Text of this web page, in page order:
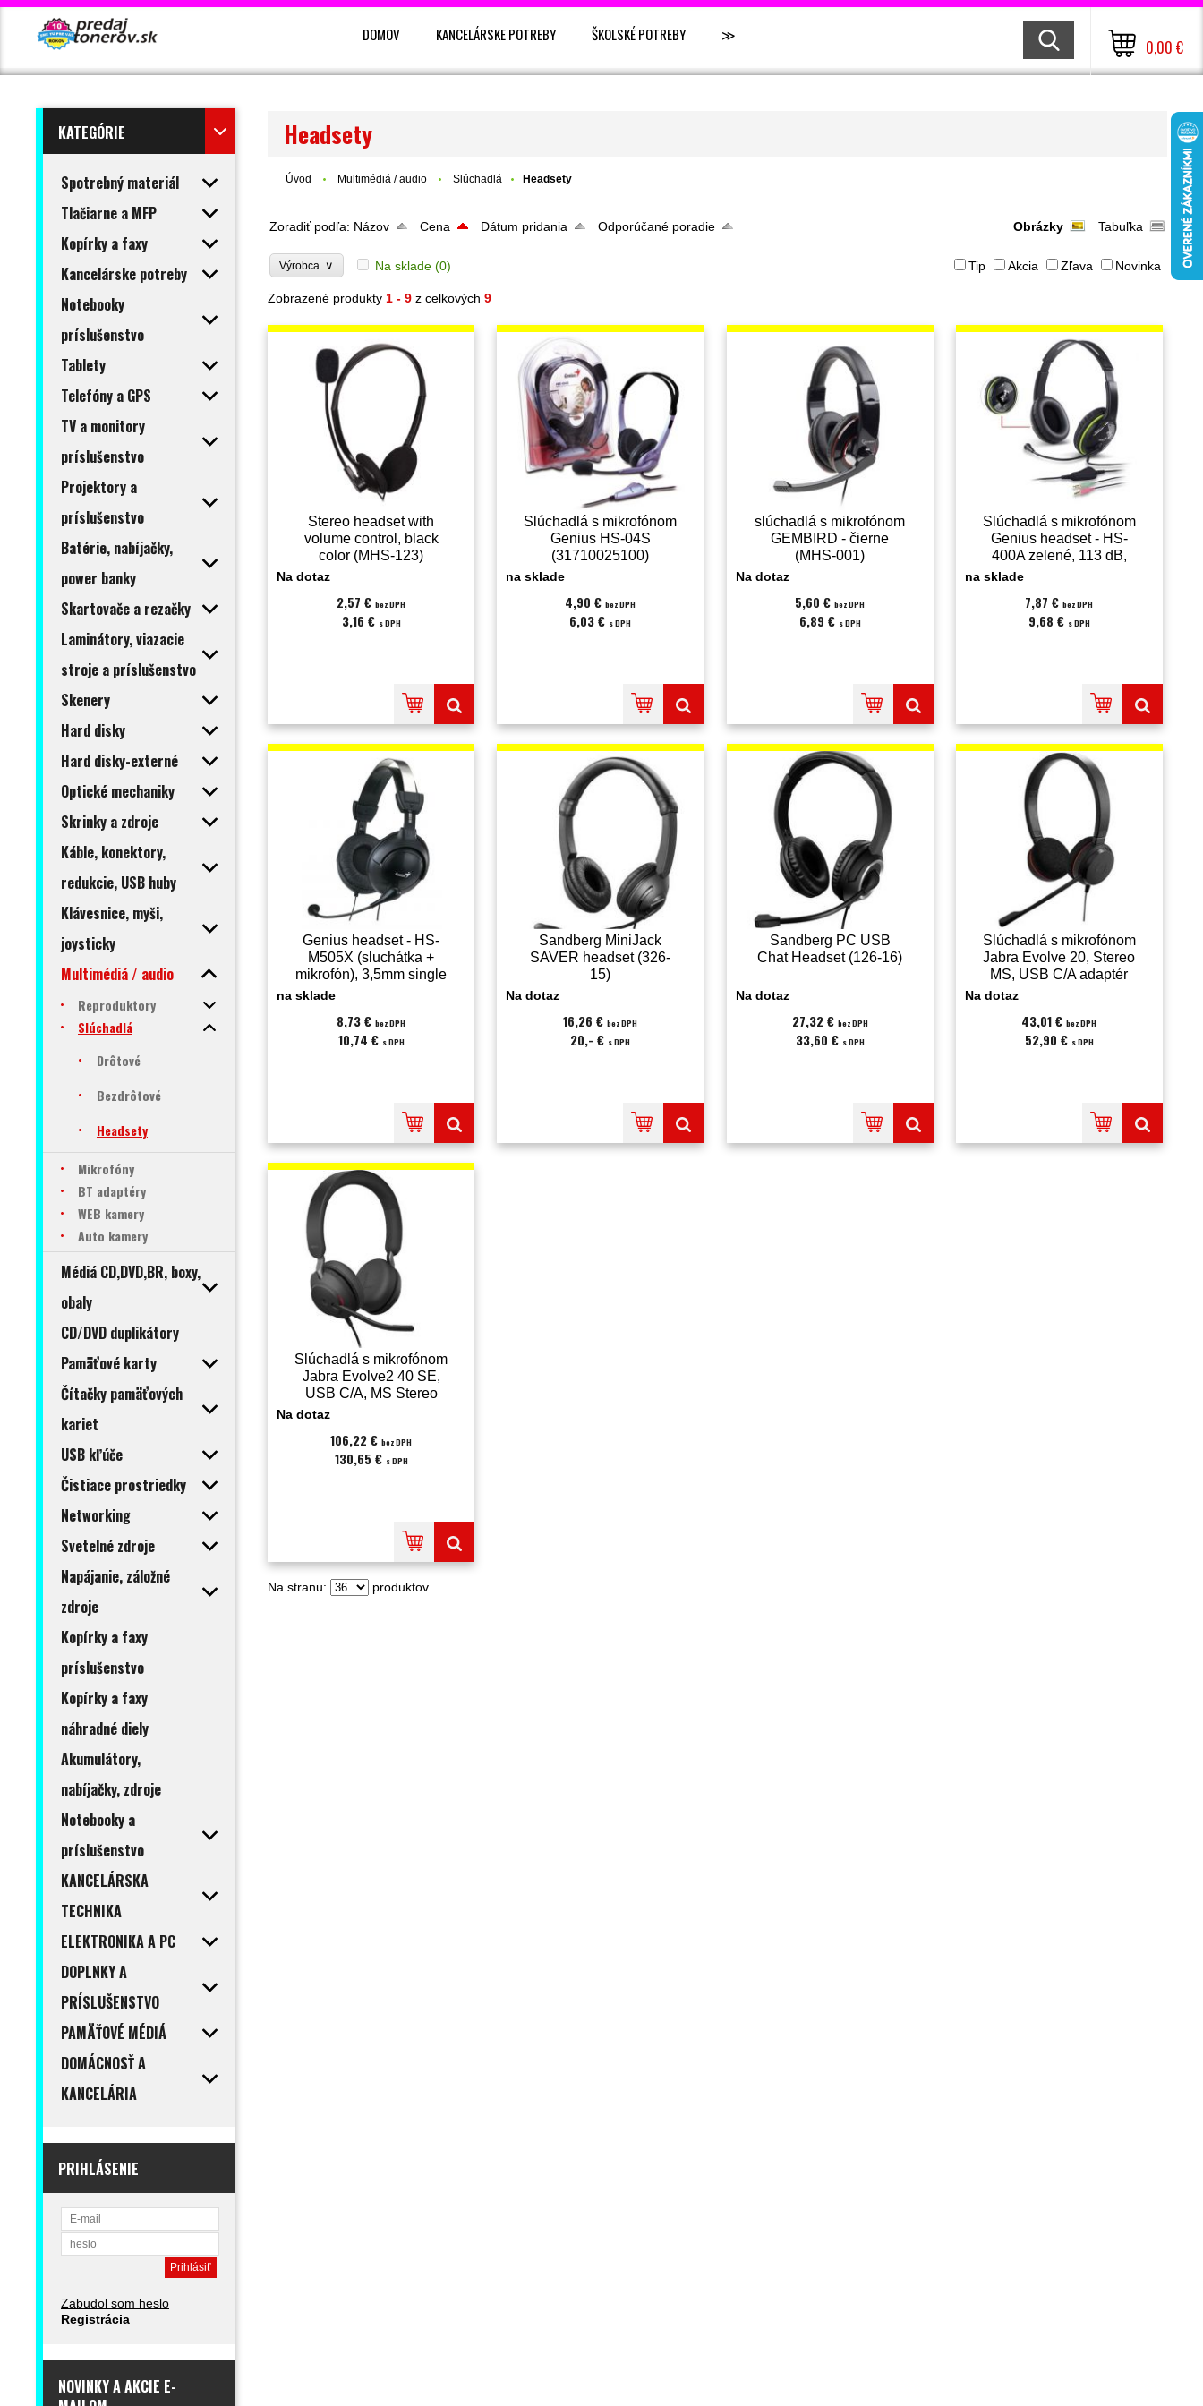
DOMOV KANCELÁRSKE POTREBY ŠKOLSKÉ POTREBY ≫
0,00 €
KATEGÓRIE
Spotrebný materiál
Tlačiarne a MFP
Kopírky a faxy
Kancelárske potreby
Notebooky
príslušenstvo
Tablety
Telefóny a GPS
TV a monitory
príslušenstvo
Projektory a
príslušenstvo
Batérie, nabíjačky,
power banky
Skartovače a rezačky
Laminátory, viazacie
stroje a príslušenstvo
Skenery
Hard disky
Hard disky-externé
Optické mechaniky
Skrinky a zdroje
Káble, konektory,
redukcie, USB huby
Klávesnice, myši,
joysticky
Multimédiá / audio
Reproduktory
Slúchadlá
Drôtové
Bezdrôtové
Headsety
Mikrofóny
BT adaptéry
WEB kamery
Auto kamery
Médiá CD,DVD,BR, boxy,
obaly
CD/DVD duplikátory
Pamäťové karty
Čítačky pamäťových
kariet
USB kľúče
Čistiace prostriedky
Networking
Svetelné zdroje
Napájanie, záložné
zdroje
Kopírky a faxy
príslušenstvo
Kopírky a faxy
náhradné diely
Akumulátory,
nabíjačky, zdroje
Notebooky a
príslušenstvo
KANCELÁRSKA
TECHNIKA
ELEKTRONIKA A PC
DOPLNKY A
PRÍSLUŠENSTVO
PAMÄŤOVÉ MÉDIÁ
DOMÁCNOSŤ A
KANCELÁRIA
PRIHLÁSENIE
Zabudol som heslo
Registrácia
NOVINKY A AKCIE E-
Headsety
Úvod Multimédiá / audio Slúchadlá Headsety
Zoradiť podľa: Názov Cena Dátum pridania Odporúčané poradie Obrázky Tabuľka
Výrobca ∨ Na sklade (0) Tip Akcia Zľava Novinka
Zobrazené produkty 1 - 9 z celkových9
Stereo headset with
volume control, black
color (MHS-123)
Na dotaz
2,57 €bez DPH
3,16 € s DPH
Slúchadlá s mikrofónom
Genius HS-04S
(31710025100)
na sklade
4,90 €bez DPH
6,03 € s DPH
slúchadlá s mikrofónom
GEMBIRD - čierne
(MHS-001)
Na dotaz
5,60 €bez DPH
6,89 € s DPH
Slúchadlá s mikrofónom
Genius headset - HS-
400A zelené, 113 dB,
40 mm reproduktory pre
(31710169100)
na sklade
7,87 €bez DPH
9,68 € s DPH
Genius headset - HS-
M505X (sluchátka +
mikrofón), 3,5mm single
jack (31710058101)
na sklade
8,73 €bez DPH
10,74 € s DPH
Sandberg MiniJack
SAVER headset (326-
15)
Na dotaz
16,26 €bez DPH
20,- € s DPH
Sandberg PC USB
Chat Headset (126-16)
Na dotaz
27,32 € bez DPH
33,60 € s DPH
Slúchadlá s mikrofónom
Jabra Evolve 20, Stereo
MS, USB C/A adaptér
(4999-823-169)
Na dotaz
43,01 €bez DPH
52,90 € s DPH
Slúchadlá s mikrofónom
Jabra Evolve2 40 SE,
USB C/A, MS Stereo
(24189-999-799)
Na dotaz
106,22 €bez DPH
130,65 € s DPH
Na stranu: produktov.